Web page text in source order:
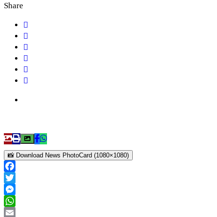
Share
📸 Download News PhotoCard (1080×1080)
Facebook
Twitter
Messenger
WhatsApp